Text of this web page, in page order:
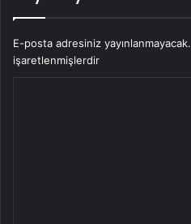
E-posta adresiniz yayınlanmayacak.
işaretlenmişlerdir